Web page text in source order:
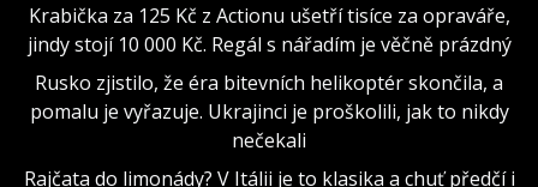
Krabička za 125 Kč z Actionu ušetří tisíce za opraváře,
jindy stojí 10 000 Kč. Regál s nářadím je věčně prázdný
Rusko zjistilo, že éra bitevních helikoptér skončila, a
pomalu je vyřazuje. Ukrajinci je proškolili, jak to nikdy
nečekali
Rajčata do limonády? V Itálii je to klasika a chuť předčí i